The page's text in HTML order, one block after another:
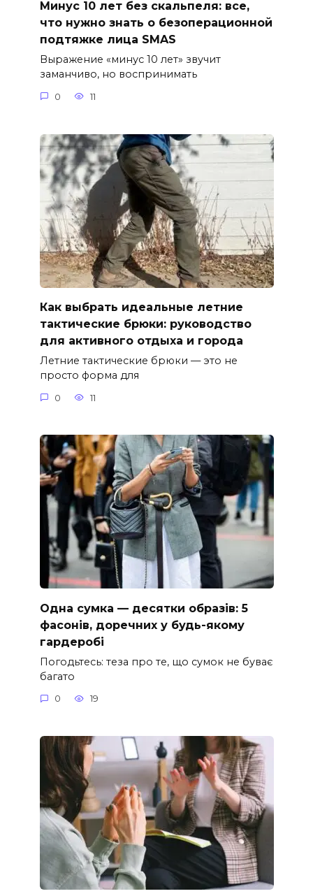
Минус 10 лет без скальпеля: все,
что нужно знать о безоперационной
подтяжке лица SMAS
Выражение «минус 10 лет» звучит
заманчиво, но воспринимать
0 11
Как выбрать идеальные летние
тактические брюки: руководство
для активного отдыха и города
Летние тактические брюки — это не
просто форма для
0 11
Одна сумка — десятки образів: 5
фасонів, доречних у будь-якому
гардеробі
Погодьтесь: теза про те, що сумок не буває
багато
0 19